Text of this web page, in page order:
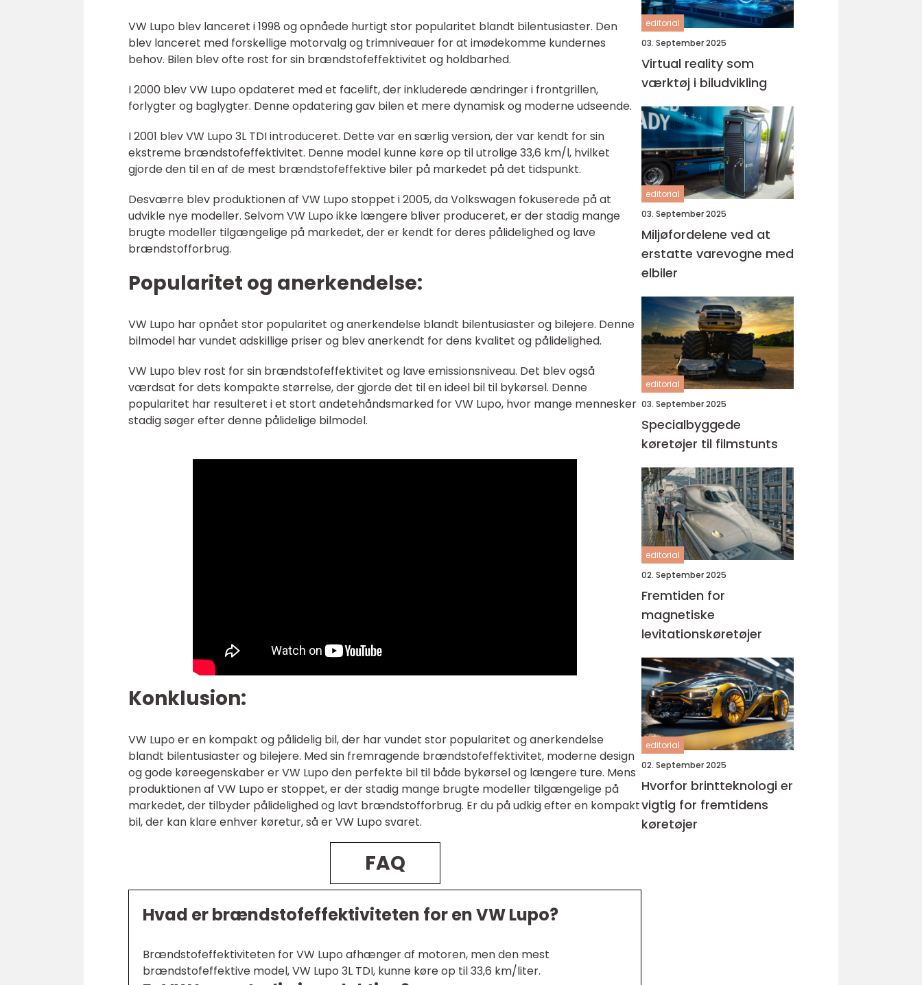
VW Lupo blev lanceret i 1998 og opnåede hurtigt stor popularitet blandt bilentusiaster. Den
blev lanceret med forskellige motorvalg og trimniveauer for at imødekomme kundernes
behov. Bilen blev ofte rost for sin brændstofeffektivitet og holdbarhed.
I 2000 blev VW Lupo opdateret med et facelift, der inkluderede ændringer i frontgrillen,
forlygter og baglygter. Denne opdatering gav bilen et mere dynamisk og moderne udseende.
I 2001 blev VW Lupo 3L TDI introduceret. Dette var en særlig version, der var kendt for sin
ekstreme brændstofeffektivitet. Denne model kunne køre op til utrolige 33,6 km/l, hvilket
gjorde den til en af de mest brændstofeffektive biler på markedet på det tidspunkt.
Desværre blev produktionen af VW Lupo stoppet i 2005, da Volkswagen fokuserede på at
udvikle nye modeller. Selvom VW Lupo ikke længere bliver produceret, er der stadig mange
brugte modeller tilgængelige på markedet, der er kendt for deres pålidelighed og lave
brændstofforbrug.
Popularitet og anerkendelse:
VW Lupo har opnået stor popularitet og anerkendelse blandt bilentusiaster og bilejere. Denne
bilmodel har vundet adskillige priser og blev anerkendt for dens kvalitet og pålidelighed.
VW Lupo blev rost for sin brændstofeffektivitet og lave emissionsniveau. Det blev også
værdsat for dets kompakte størrelse, der gjorde det til en ideel bil til bykørsel. Denne
popularitet har resulteret i et stort andetehåndsmarked for VW Lupo, hvor mange mennesker
stadig søger efter denne pålidelige bilmodel.
Konklusion:
VW Lupo er en kompakt og pålidelig bil, der har vundet stor popularitet og anerkendelse
blandt bilentusiaster og bilejere. Med sin fremragende brændstofeffektivitet, moderne design
og gode køreegenskaber er VW Lupo den perfekte bil til både bykørsel og længere ture. Mens
produktionen af VW Lupo er stoppet, er der stadig mange brugte modeller tilgængelige på
markedet, der tilbyder pålidelighed og lavt brændstofforbrug. Er du på udkig efter en kompakt
bil, der kan klare enhver køretur, så er VW Lupo svaret.
FAQ
Hvad er brændstofeffektiviteten for en VW Lupo?
Brændstofeffektiviteten for VW Lupo afhænger af motoren, men den mest
brændstofeffektive model, VW Lupo 3L TDI, kunne køre op til 33,6 km/liter.
editorial
03. September 2025
Virtual reality som
værktøj i biludvikling
editorial
03. September 2025
Miljøfordelene ved at
erstatte varevogne med
elbiler
editorial
03. September 2025
Specialbyggede
køretøjer til filmstunts
editorial
02. September 2025
Fremtiden for
magnetiske
levitationskøretøjer
editorial
02. September 2025
Hvorfor brintteknologi er
vigtig for fremtidens
køretøjer